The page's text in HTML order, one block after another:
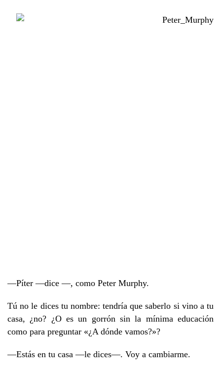
—Píter —dice —, como Peter Murphy.
Tú no le dices tu nombre: tendría que saberlo si vino a tu
casa, ¿no? ¿O es un gorrón sin la mínima educación
como para preguntar «¿A dónde vamos?»?
—Estás en tu casa —le dices—. Voy a cambiarme.